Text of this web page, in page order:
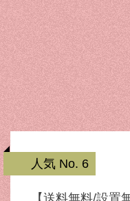
人気 No. 6
【送料無料/設置